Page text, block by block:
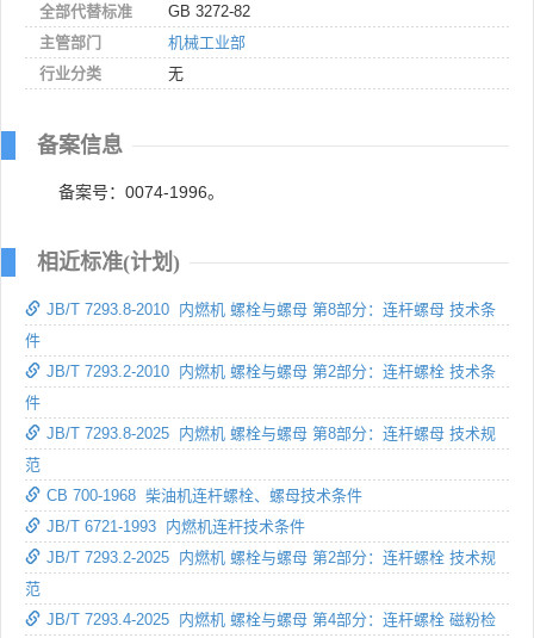
全部代替标准
GB 3272-82
主管部门
机械工业部
行业分类
无
备案信息
备案号：0074-1996。
相近标准(计划)
JB/T 7293.8-2010 内燃机 螺栓与螺母 第8部分：连杆螺母 技术条
件
JB/T 7293.2-2010 内燃机 螺栓与螺母 第2部分：连杆螺栓 技术条
件
JB/T 7293.8-2025 内燃机 螺栓与螺母 第8部分：连杆螺母 技术规
范
CB 700-1968 柴油机连杆螺栓、螺母技术条件
JB/T 6721-1993 内燃机连杆技术条件
JB/T 7293.2-2025 内燃机 螺栓与螺母 第2部分：连杆螺栓 技术规
范
JB/T 7293.4-2025 内燃机 螺栓与螺母 第4部分：连杆螺栓 磁粉检